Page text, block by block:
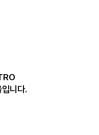
니다.